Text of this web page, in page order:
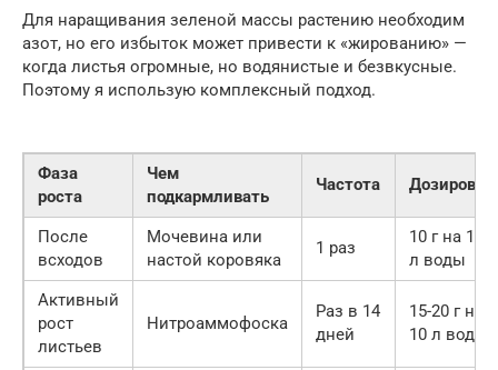
Для наращивания зеленой массы растению необходим
азот, но его избыток может привести к «жированию» —
когда листья огромные, но водянистые и безвкусные.
Поэтому я использую комплексный подход.
Фаза
роста
Чем
подкармливать
Частота Дозировка
После
всходов
Мочевина или
настой коровяка
1 раз
10 г на 10
л воды
Активный
рост
листьев
Нитроаммофоска
Раз в 14
дней
15-20 г на
10 л воды